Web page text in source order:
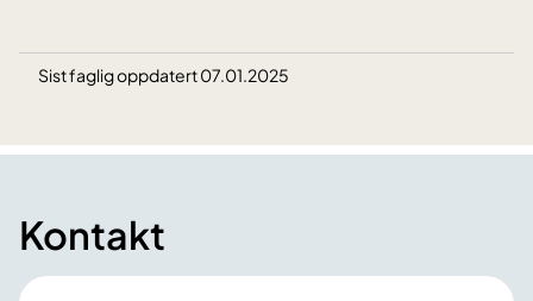
Sist faglig oppdatert 07.01.2025
Kontakt